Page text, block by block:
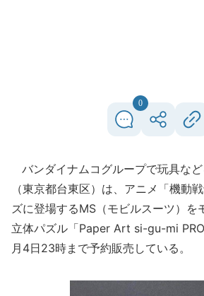
0
バンダイナムコグループで玩具など
（東京都台東区）は、アニメ「機動
ズに登場するMS（モビルスーツ）を
立体パズル「Paper Art si-gu-mi
月4日23時まで予約販売している。